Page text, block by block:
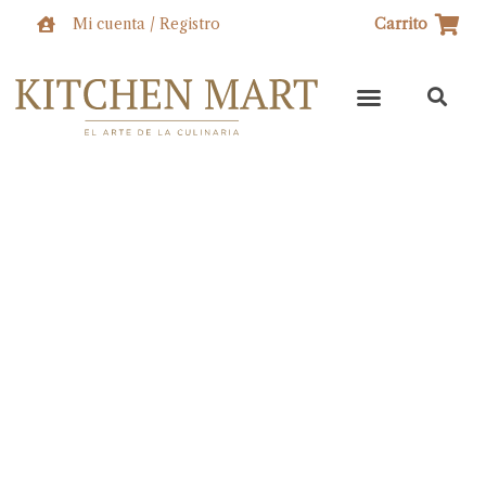
Mi cuenta / Registro Carrito